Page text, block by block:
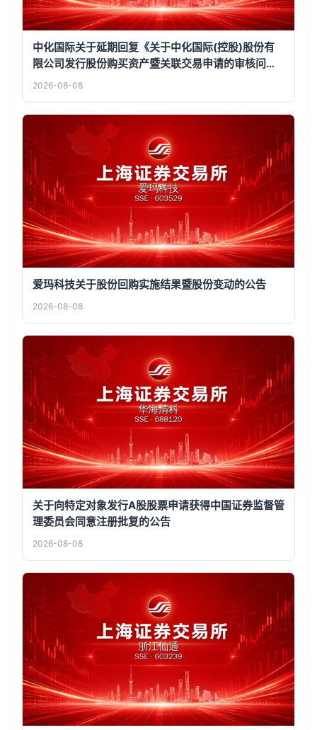
中化国际关于延期回复《关于中化国际(控股)股份有
限公司发行股份购买资产暨关联交易申请的审核问询
函》的公告
2026-08-08
爱玛科技关于股份回购实施结果暨股份变动的公告
2026-08-08
关于向特定对象发行A股股票申请获得中国证券监督管
理委员会同意注册批复的公告
2026-08-08